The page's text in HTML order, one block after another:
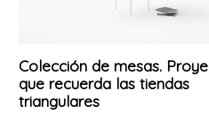
Colección de mesas.
que recuerda las tiendas
triangulares